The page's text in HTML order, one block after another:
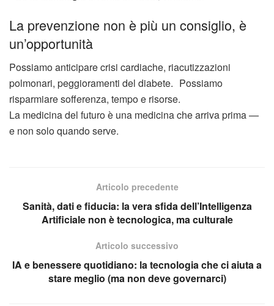
La prevenzione non è più un consiglio, è
un’opportunità
Possiamo anticipare crisi cardiache, riacutizzazioni
polmonari, peggioramenti del diabete. Possiamo
risparmiare sofferenza, tempo e risorse.
La medicina del futuro è una medicina che arriva prima —
e non solo quando serve.
Articolo precedente
Sanità, dati e fiducia: la vera sfida dell’Intelligenza
Artificiale non è tecnologica, ma culturale
Articolo successivo
IA e benessere quotidiano: la tecnologia che ci aiuta a
stare meglio (ma non deve governarci)